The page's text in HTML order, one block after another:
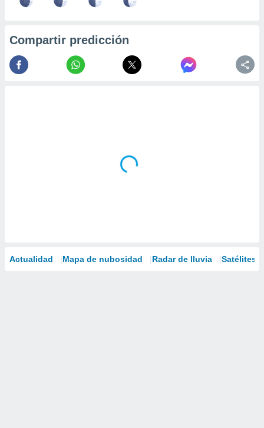
Compartir predicción
Actualidad Mapa de nubosidad Radar de lluvia Satélites